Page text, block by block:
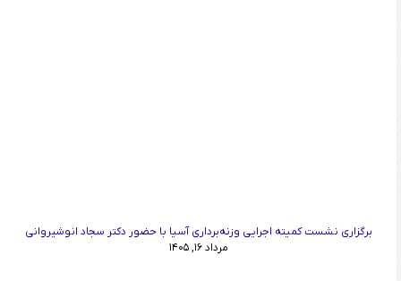
برگزاری نشست کمیته اجرایی وزنه‌برداری آسیا با حضور دکتر سجاد انوشیروانی
مرداد ۱۶, ۱۴۰۵